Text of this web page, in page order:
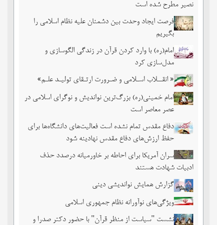
نصیر مطرح شده است
فرصت ایجاد وحدت بین دشمنان علیه نظام اسلامی را
بگیریم
امام(ره) با وارد کردن قرآن در زندگی الگوسازی و
مدل‌سازی کرد
« انقــلاب اسـلامی و ضـرورت ارتـقای تولیـد علـم»
امام خمینی(ره) بزرگ‌ترین نواندیش و نوگرای اسلامی در
عصر معاصر است
دفاع مقدس تمام نشده است فعالیت‌های دانشگاه‌ها برای
حفظ ارزش‌های دفاع مقدس نهادینه شود
سران آمریکا برای احاطه بر خاورمیانه درصدد حذف
ادبیات شهادت هستند
گزارش همایش نواندیشی دینی
ویژگی‌های نوآورانه نظام جمهوری اسلامی
نشست‏ "سیاست از منظر قرآن" با حضور دکتر صدرا و